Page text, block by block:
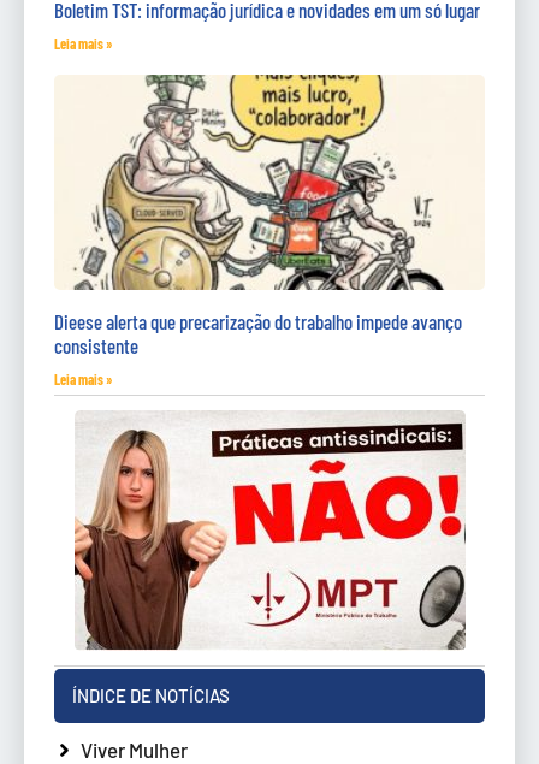
Boletim TST: informação jurídica e novidades em um só lugar
Leia mais »
Dieese alerta que precarização do trabalho impede avanço
consistente
Leia mais »
ÍNDICE DE NOTÍCIAS
Viver Mulher